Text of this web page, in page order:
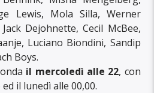
Lewis, Mola Silla, Werner
Dejohnette, Cecil McBee,
Luciano Biondini, Sandip
Boys.
il mercoledì alle 22, con
il lunedì alle 00,00.